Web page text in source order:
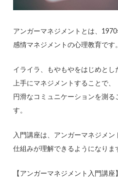
アンガーマネジメントとは、
感情マネジメントの心理教育です
イライラ、もやもやをはじめとし
上手にマネジメントすることで、
円滑なコミュニケーションを測る
す。
入門講座は、アンガーマネジメン
仕組みが理解できるようになりま
【アンガーマネジメント入門講座